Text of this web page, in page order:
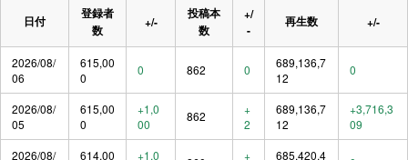
日付
登録者
数
+/-
投稿本
数
+/
-
再生数 +/-
2026/08/
06
615,00
0
0 862 0
689,136,7
12
0
2026/08/
05
615,00
0
+1,0
00
862
+
2
689,136,7
12
+3,716,3
09
2026/08/
614,00
+1,0
+
685,420,4